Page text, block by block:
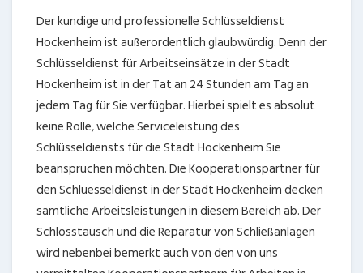
Der kundige und professionelle Schlüsseldienst
Hockenheim ist außerordentlich glaubwürdig. Denn der
Schlüsseldienst für Arbeitseinsätze in der Stadt
Hockenheim ist in der Tat an 24 Stunden am Tag an
jedem Tag für Sie verfügbar. Hierbei spielt es absolut
keine Rolle, welche Serviceleistung des
Schlüsseldiensts für die Stadt Hockenheim Sie
beanspruchen möchten. Die Kooperationspartner für
den Schluesseldienst in der Stadt Hockenheim decken
sämtliche Arbeitsleistungen in diesem Bereich ab. Der
Schlosstausch und die Reparatur von Schließanlagen
wird nebenbei bemerkt auch von den von uns